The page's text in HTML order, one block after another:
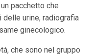
pacchetto che
delle urine, radiografia
ginecologico.
che sono nel gruppo